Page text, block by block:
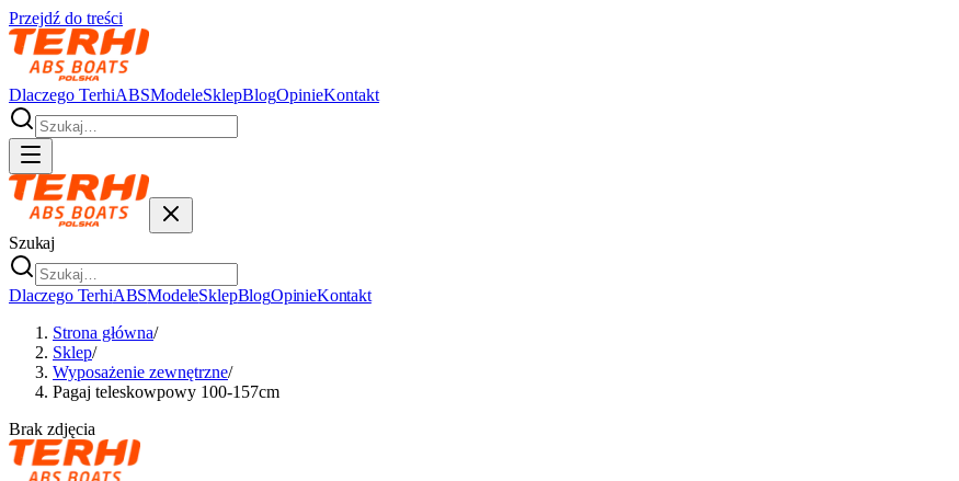
Przejdź do treści
Dlaczego TerhiABSModeleSklepBlogOpinieKontakt
Szukaj
Dlaczego TerhiABSModeleSklepBlogOpinieKontakt
Strona główna/
Sklep/
Wyposażenie zewnętrzne/
Pagaj teleskowpowy 100-157cm
Brak zdjęcia